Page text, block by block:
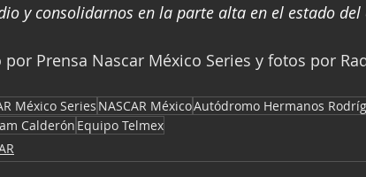
y consolidarnos en la parte alta en el estado del
por Prensa Nascar México Series y fotos por
México Series NASCAR MéxicoAutódromo Hermanos
Calderón Equipo Telmex